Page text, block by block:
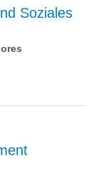
Soziales